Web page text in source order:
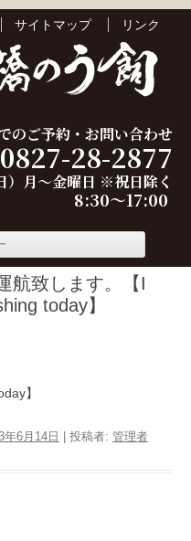
サイトマップ リンク
のご予約・お問い合わせ
28-2877
）月～金曜日 ※祝日除く
8:30～17:00
航致します。【I
today】
】
年6月14日 投稿者: 管理者